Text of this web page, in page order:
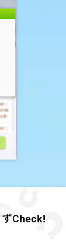
ずCheck!